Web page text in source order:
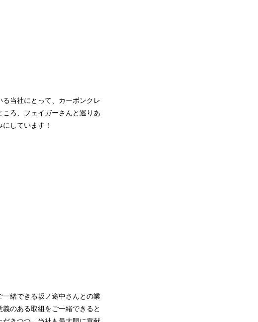
当社にとって、カーボンクレ
ろ、フェイガーさんと巡りあ
しています！
緒できる坂ノ途中さんとの業
のある取組をご一緒できると